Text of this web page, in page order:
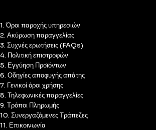
1. Όροι παροχής υπηρεσιών
2. Ακύρωση παραγγελίας
3. Συχνές ερωτήσεις (FAQs)
4. Πολιτική επιστροφών
5. Εγγύηση Προϊόντων
6. Οδηγίες αποφυγής απάτης
7. Γενικοί όροι χρήσης
8. Τηλεφωνικές παραγγελίες
9. Τρόποι Πληρωμής
10. Συνεργαζόμενες Τράπεζες
11. Επικοινωνία